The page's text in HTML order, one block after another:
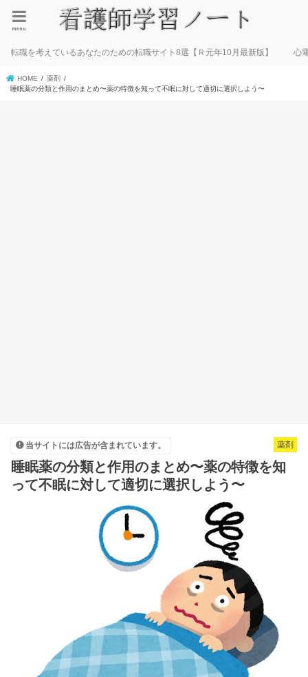
menu
転職を考えているあなたのための転職サイト8選【Ｒ元年10月最新版】 心
HOME
薬剤
睡眠薬の分類と作用のまとめ〜薬の特徴を知って不眠に対して適切に選択しよう〜
薬剤
当サイトには広告が含まれています。
睡眠薬の分類と作用のまとめ〜薬の特徴を知
って不眠に対して適切に選択しよう〜